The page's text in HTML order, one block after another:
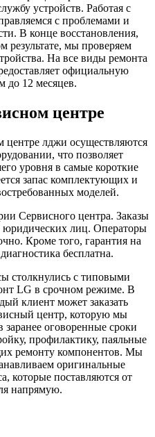
устройств. Работая с
с проблемами и
В конце восстановления,
результате, мы проверяем
На все виды ремонта
официальную
до 12 месяцев.
центре
центре лджи осуществляются
что позволяет
уровня в самые короткие
запас комплектующих и
моделей.
Сервисного центра. Заказы
лиц. Операторы
Кроме того, гарантия на
бесплатна.
столкнулись с типовыми
LG в срочном режиме. В
клиент может заказать
центр, которую мы
оговоренные сроки
профилактику, паяльные
ремонту компонентов. Мы
оригинальные
которые поставляются от
напрямую.